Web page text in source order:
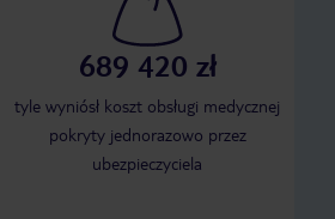
689 420 zł
tyle wyniósł koszt obsługi medycznej
pokryty jednorazowo przez
ubezpieczyciela